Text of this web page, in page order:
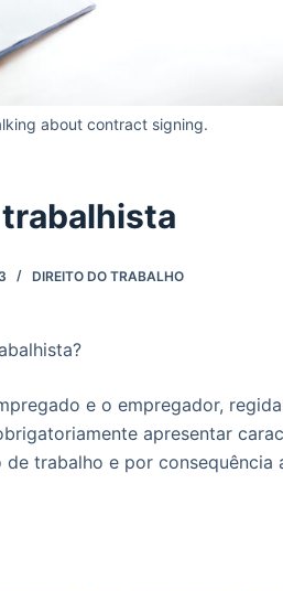
about contract signing.
DIREITO DO TRABALHO
e o empregador, regida
apresentar
trabalho e por consequência